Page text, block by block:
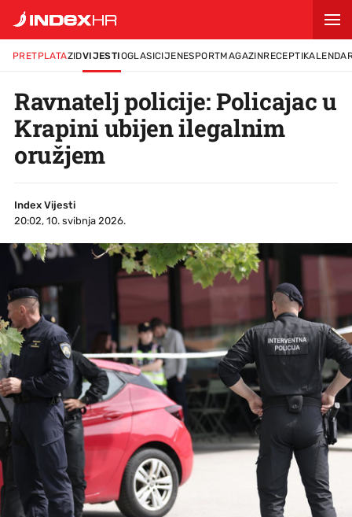
PRETPLATAZIDVIJESTIOGLASICIJENESPORTMAGAZINRECEPTI
Ravnatelj policije: Policajac u
Krapini ubijen ilegalnim
oružjem
Index Vijesti
20:02, 10. svibnja 2026.